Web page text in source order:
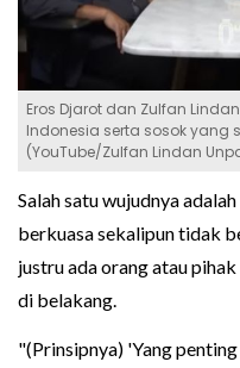
Eros Djarot dan Zulfan
Indonesia serta sosok yang
(YouTube/Zulfan Lindan
Salah satu wujudnya
berkuasa sekalipun tidak
justru ada orang atau
di belakang.
"(Prinsipnya) 'Yang